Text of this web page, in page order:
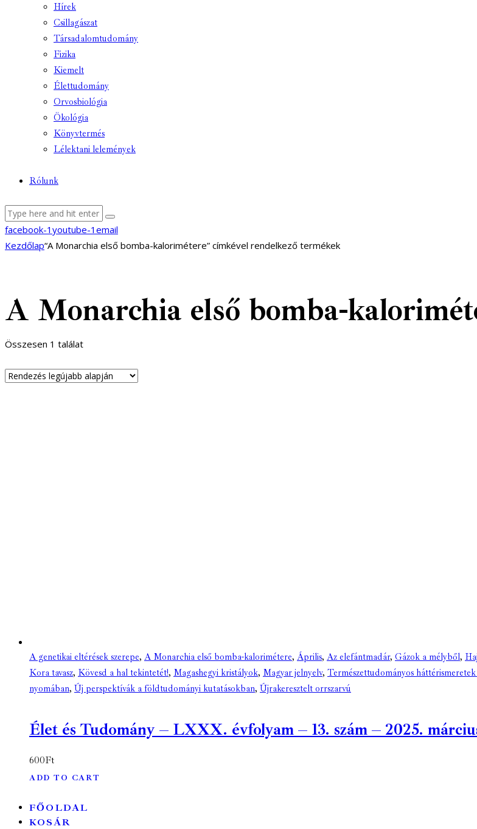
Hírek
Csillagászat
Társadalomtudomány
Fizika
Kiemelt
Élettudomány
Orvosbiológia
Ökológia
Könyvtermés
Lélektani lelemények
Rólunk
facebook-1 youtube-1 email
Kezdőlap“A Monarchia első bomba-kalorimétere” címkével rendelkező termékek
A Monarchia első bomba-
Összesen 1 találat
A genetikai eltérések szerepe, A Monarchia első bomba-kalorimétere, Április, Az elefántmadár, Gázok a mélyből,
Kora tavasz, Kövesd a hal tekintetét!, Magashegyi kristályok, Magyar jelnyelv, Természettudományos
nyomában, Új perspektívák a földtudományi kutatásokban, Újrakeresztelt orrszarvú
Élet és Tudomány – LXXX. évfolyam – 13. szám – 2025.
600Ft
ADD TO CART
FŐOLDAL
KOSÁR